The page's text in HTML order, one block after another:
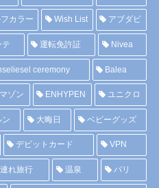
カラー Wish List アブダビ
テ 運転免許証 Nivea
ceremony Balea
ゾン ENHYPEN ユニクロ
ン 大晦日 ベビーグッズ
デビットカード VPN
れ旅行 温泉 パリ